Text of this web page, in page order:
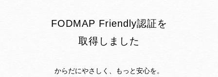
FODMAP Friendly認証を
取得しました
からだにやさしく、もっと安心を。